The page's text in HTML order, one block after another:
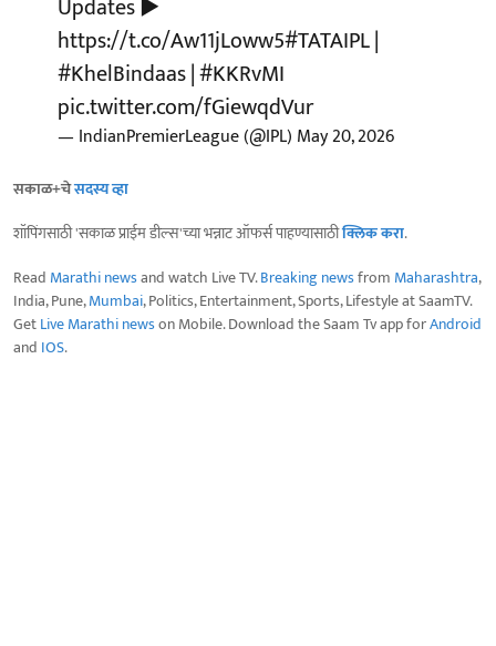
Updates ▶️
https://t.co/Aw11jLoww5#TATAIPL|
#KhelBindaas|#KKRvMI
pic.twitter.com/fGiewqdVur
— IndianPremierLeague (@IPL) May 20, 2026
सकाळ+चेसदस्य व्हा
शॉपिंगसाठी 'सकाळ प्राईम डील्स'च्या भन्नाट ऑफर्स पाहण्यासाठीक्लिक करा.
Read Marathi newsand watch Live TV.Breaking newsfrom Maharashtra,
India, Pune,Mumbai, Politics, Entertainment, Sports, Lifestyle at SaamTV.
GetLive Marathi newson Mobile. Download the Saam Tv app forAndroid
and IOS.